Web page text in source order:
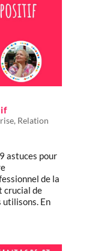
, Relation
astuces pour
de la
crucial de
utilisons. En